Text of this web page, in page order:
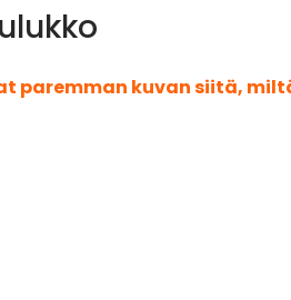
paremman kuvan siitä,